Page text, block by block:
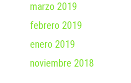
marzo 2019
febrero 2019
enero 2019
noviembre 2018